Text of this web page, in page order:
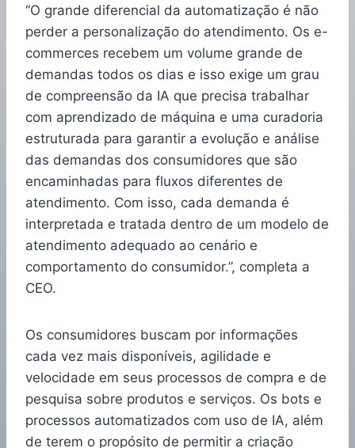
“O grande diferencial da automatização é não
perder a personalização do atendimento. Os e-
commerces recebem um volume grande de
demandas todos os dias e isso exige um grau
de compreensão da IA que precisa trabalhar
com aprendizado de máquina e uma curadoria
estruturada para garantir a evolução e análise
das demandas dos consumidores que são
encaminhadas para fluxos diferentes de
atendimento. Com isso, cada demanda é
interpretada e tratada dentro de um modelo de
atendimento adequado ao cenário e
comportamento do consumidor.”, completa a
CEO.
Os consumidores buscam por informações
cada vez mais disponíveis, agilidade e
velocidade em seus processos de compra e de
pesquisa sobre produtos e serviços. Os bots e
processos automatizados com uso de IA, além
de terem o propósito de permitir a criação